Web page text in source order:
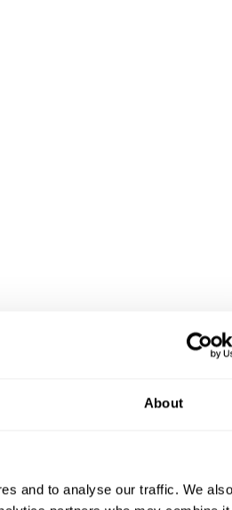
About
and to analyse our traffic. We
Parlez avec